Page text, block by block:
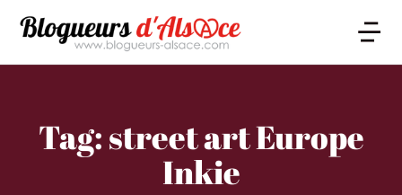
Tag: street art Europe
Inkie